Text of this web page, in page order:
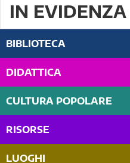
IN EVIDENZA
BIBLIOTECA
DIDATTICA
CULTURA POPOLARE
RISORSE
LUOGHI